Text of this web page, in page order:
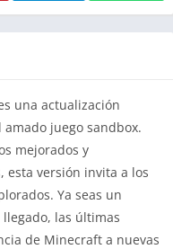
una actualización
juego sandbox.
mejorados y
esta versión invita a los
Ya seas un
las últimas
de Minecraft a nuevas